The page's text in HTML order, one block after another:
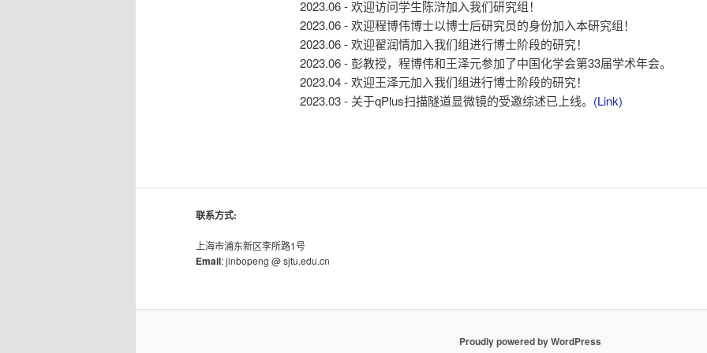
2023.06 - 欢迎访问学生陈浒加入我们研究组！
2023.06 - 欢迎程博伟博士以博士后研究员的身份加入本研究组！
2023.06 - 欢迎翟润情加入我们组进行博士阶段的研究！
2023.06 - 彭教授，程博伟和王泽元参加了中国化学会第33届学术年会。
2023.04 - 欢迎王泽元加入我们组进行博士阶段的研究！
2023.03 - 关于qPlus扫描隧道显微镜的受邀综述已上线。 (Link)
联系方式:
上海市浦东新区李所路1号
Email: jinbopeng @ sjtu.edu.cn
Proudly powered by WordPress